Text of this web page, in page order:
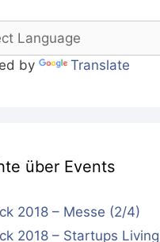
by Translate
über Events
2018 – Messe (2/4)
2018 – Startups